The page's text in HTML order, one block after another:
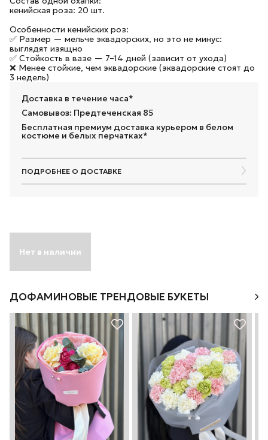
кенийская роза: 20 шт.
Особенности кенийских роз:
✅ Размер — мельче эквадорских, но это не минус:
выглядят изящно
✅ Стойкость в вазе — 7–14 дней (зависит от ухода)
❌ Менее стойкие, чем эквадорские (эквадорские стоят до
3 недель)
Доставка в течение часа*
Самовывоз: Предтеченская 85
Бесплатная премиум доставка курьером в белом
костюме и белых перчатках*
ПОДРОБНЕЕ О ДОСТАВКЕ
Нет в наличии
ДОФАМИНОВЫЕ ТРЕНДОВЫЕ БУКЕТЫ